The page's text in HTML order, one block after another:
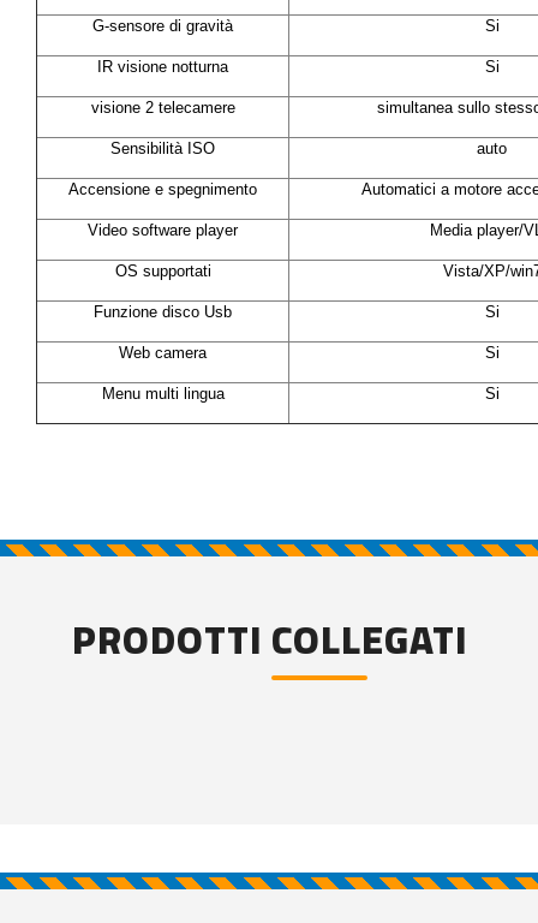
G-sensore di gravità Si
IR visione notturna Si
visione 2 telecamere simultanea sullo
Sensibilità ISO auto
Accensione e spegnimento Automatici a motore
Video software player Media player/
OS supportati Vista/XP/
Funzione disco Usb Si
Web camera Si
Menu multi lingua Si
PRODOTTI COLLEGATI